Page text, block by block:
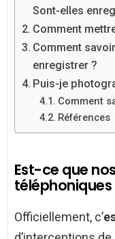
Sont-elles
Comment
Comment
enregistrer ?
Puis-je
Comment
Références
Est-ce que
Officiellement, c’